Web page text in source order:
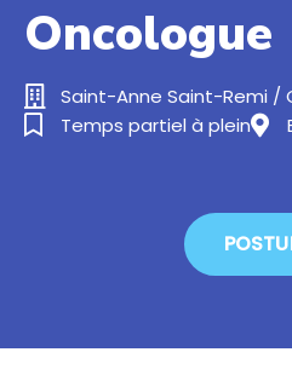
Oncologue
Saint-Anne Saint-Remi /
Temps partiel à plein